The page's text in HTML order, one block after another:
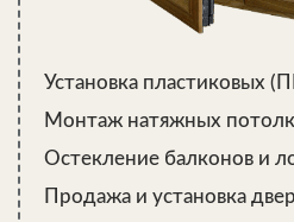
Установка пластиковых
Монтаж натяжных
Остекление балконов и
Продажа и установка